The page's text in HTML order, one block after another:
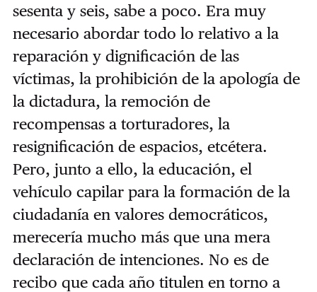
sesenta y seis, sabe a poco. Era muy
necesario abordar todo lo relativo a la
reparación y dignificación de las
víctimas, la prohibición de la apología de
la dictadura, la remoción de
recompensas a torturadores, la
resignificación de espacios, etcétera.
Pero, junto a ello, la educación, el
vehículo capilar para la formación de la
ciudadanía en valores democráticos,
merecería mucho más que una mera
declaración de intenciones. No es de
recibo que cada año titulen en torno a